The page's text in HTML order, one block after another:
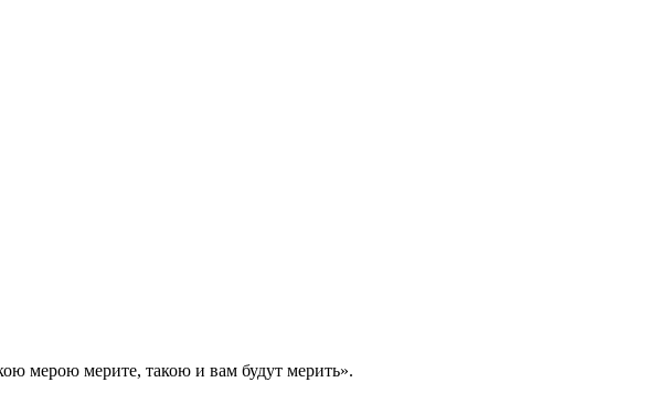
мерою мерите, такою и вам будут мерить».